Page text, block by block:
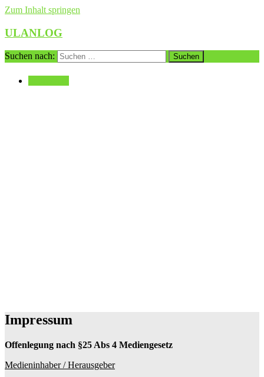
Zum Inhalt springen
ULANLOG
Suchen nach:
Impressum
Offenlegung nach §25 Abs 4 Mediengesetz
Medieninhaber / Herausgeber